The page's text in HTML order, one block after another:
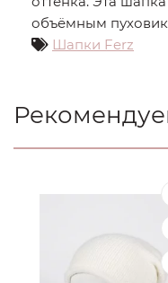
объёмным
Шапки Ferz